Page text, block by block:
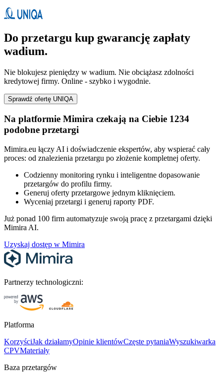
Do przetargu kup gwarancję zapłaty
wadium.
Nie blokujesz pieniędzy w wadium. Nie obciążasz zdolności
kredytowej firmy. Online - szybko i wygodnie.
Sprawdź ofertę UNIQA
Na platformie Mimira czekają na Ciebie 1234
podobne przetargi
Mimira.eu łączy AI i doświadczenie ekspertów, aby wspierać cały
proces: od znalezienia przetargu po złożenie kompletnej oferty.
Codzienny monitoring rynku i inteligentne dopasowanie
przetargów do profilu firmy.
Generuj oferty przetargowe jednym kliknięciem.
Wyceniaj przetargi i generuj raporty PDF.
Już ponad 100 firm automatyzuje swoją pracę z przetargami dzięki
Mimira AI.
Uzyskaj dostęp w Mimira
Partnerzy technologiczni:
Platforma
KorzyściJak działamyOpinie klientówCzęste pytaniaWyszukiwarka
CPVMateriały
Baza przetargów